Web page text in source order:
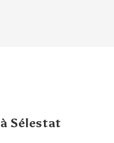
Sélestat